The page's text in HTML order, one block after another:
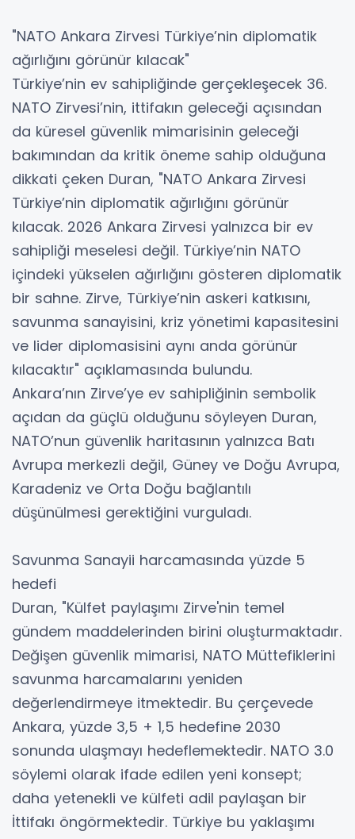
"NATO Ankara Zirvesi Türkiye’nin diplomatik
ağırlığını görünür kılacak"
Türkiye’nin ev sahipliğinde gerçekleşecek 36.
NATO Zirvesi’nin, ittifakın geleceği açısından
da küresel güvenlik mimarisinin geleceği
bakımından da kritik öneme sahip olduğuna
dikkati çeken Duran, "NATO Ankara Zirvesi
Türkiye’nin diplomatik ağırlığını görünür
kılacak. 2026 Ankara Zirvesi yalnızca bir ev
sahipliği meselesi değil. Türkiye’nin NATO
içindeki yükselen ağırlığını gösteren diplomatik
bir sahne. Zirve, Türkiye’nin askeri katkısını,
savunma sanayisini, kriz yönetimi kapasitesini
ve lider diplomasisini aynı anda görünür
kılacaktır" açıklamasında bulundu.
Ankara’nın Zirve’ye ev sahipliğinin sembolik
açıdan da güçlü olduğunu söyleyen Duran,
NATO’nun güvenlik haritasının yalnızca Batı
Avrupa merkezli değil, Güney ve Doğu Avrupa,
Karadeniz ve Orta Doğu bağlantılı
düşünülmesi gerektiğini vurguladı.
Savunma Sanayii harcamasında yüzde 5
hedefi
Duran, "Külfet paylaşımı Zirve'nin temel
gündem maddelerinden birini oluşturmaktadır.
Değişen güvenlik mimarisi, NATO Müttefiklerini
savunma harcamalarını yeniden
değerlendirmeye itmektedir. Bu çerçevede
Ankara, yüzde 3,5 + 1,5 hedefine 2030
sonunda ulaşmayı hedeflemektedir. NATO 3.0
söylemi olarak ifade edilen yeni konsept;
daha yetenekli ve külfeti adil paylaşan bir
İttifakı öngörmektedir. Türkiye bu yaklaşımı